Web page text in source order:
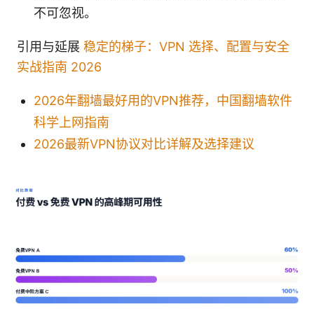
不可忽视。
引用与延展 稳定的梯子：VPN 选择、配置与安全
实战指南 2026
2026年翻墙最好用的VPN推荐，中国翻墙软件
科学上网指南
2026最新VPN协议对比详解及选择建议